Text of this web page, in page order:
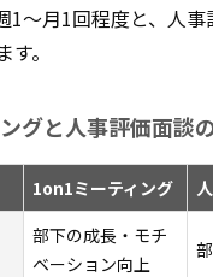
1～月1回程度と、人
。
グと人事評価面談
1on1ミーティング
部下の成長・モチ
ベーション向上